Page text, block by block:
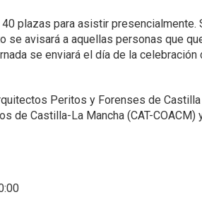
plazas para asistir presencialmente.
se avisará a aquellas personas que
se enviará el día de la celebración
Peritos y Forenses de
de Castilla-La Mancha (CAT-COACM)